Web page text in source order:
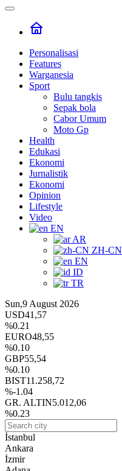
Personalisasi
Features
Warganesia
Sport
Bulu tangkis
Sepak bola
Cabor Umum
Moto Gp
Health
Edukasi
Ekonomi
Jurnalistik
Ekonomi
Opinion
Lifestyle
Video
EN
AR
ZH-CN
EN
ID
TR
Sun,9 August 2026
USD41,57
%0.21
EURO48,55
%0.10
GBP55,54
%0.10
BIST11.258,72
%-1.04
GR. ALTIN5.012,06
%0.23
İstanbul
Ankara
İzmir